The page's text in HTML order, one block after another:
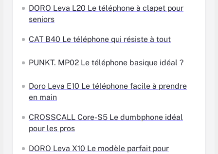
DORO Leva L20 Le téléphone à clapet pour
seniors
CAT B40 Le téléphone qui résiste à tout
PUNKT. MP02 Le téléphone basique idéal ?
Doro Leva E10 Le téléphone facile à prendre
en main
CROSSCALL Core-S5 Le dumbphone idéal
pour les pros
DORO Leva X10 Le modèle parfait pour